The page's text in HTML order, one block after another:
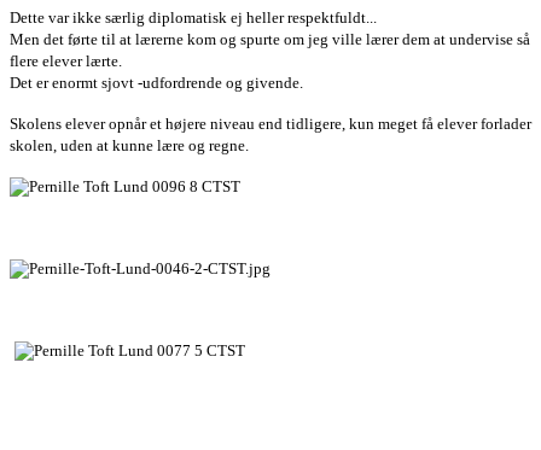
Dette var ikke særlig diplomatisk ej heller respektfuldt...
Men det førte til at lærerne kom og spurte om jeg ville lærer dem at undervise så
flere elever lærte.
Det er enormt sjovt -udfordrende og givende.
Skolens elever opnår et højere niveau end tidligere, kun meget få elever forlader
skolen, uden at kunne lære og regne.